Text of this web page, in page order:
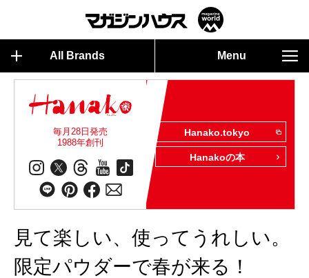
All Brands Menu
毎月28日発売
1988年創刊
Hanako.tokyo
Hanakoの本
見て楽しい、使ってうれしい。
限定パウダーで春が来る！